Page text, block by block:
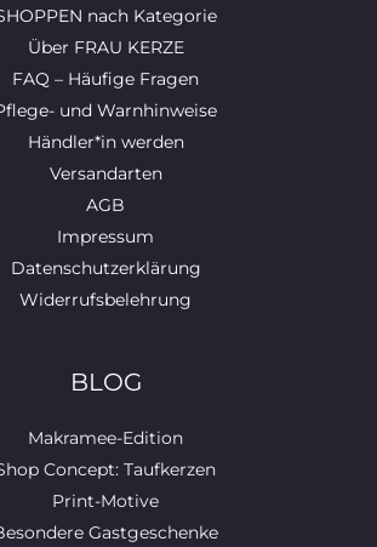
nach Kategorie
Über FRAU KERZE
FAQ – Häufige Fragen
und Warnhinweise
Händler*in werden
Versandarten
AGB
Impressum
Datenschutzerklärung
Widerrufsbelehrung
BLOG
Makramee-Edition
Concept: Taufkerzen
Print-Motive
Gastgeschenke